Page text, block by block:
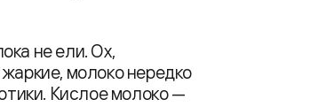
не ели. Ох,
молоко нередко
Кислое молоко —